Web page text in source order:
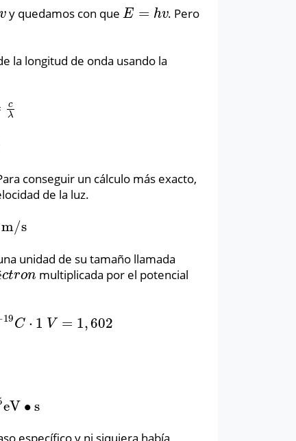
v
v y quedamos con queE = hv
E= hv
. Pero
la longitud de onda usando la
c
λ
conseguir un cálculo más exacto,
de la luz.
m/s
unidad de su tamaño llamada
ctron
ctron
multiplicada por el potencial
19C ⋅ 1 V = 1,602
⋅10 −19J
eV ∙ s
específico y ni siquiera había